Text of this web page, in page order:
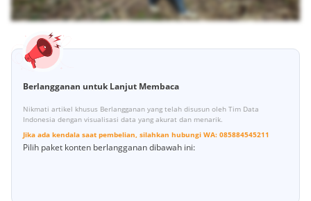
Berlangganan untuk Lanjut Membaca
Nikmati artikel khusus Berlangganan yang telah disusun oleh Tim Data
Indonesia dengan visualisasi data yang akurat dan menarik.
Jika ada kendala saat pembelian, silahkan hubungi WA: 085884545211
Pilih paket konten berlangganan dibawah ini: